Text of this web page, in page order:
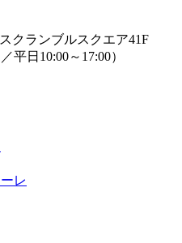
クランブルスクエア41F
平日10:00～17:00）
レ